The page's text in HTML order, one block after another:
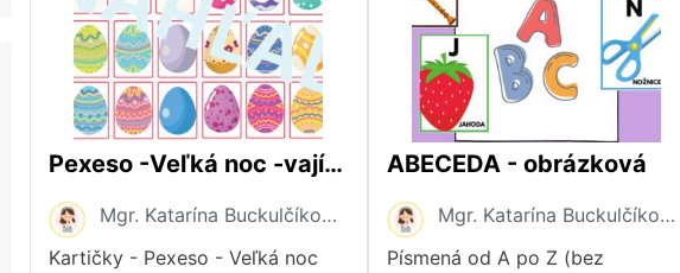
Pexeso -Veľká noc -vajíčka
Mgr. Katarína Buckulčíková
Kartičky - Pexeso - Veľká noc
ABECEDA - obrázková
Mgr. Katarína Buckulčíková
Písmená od A po Z (bez